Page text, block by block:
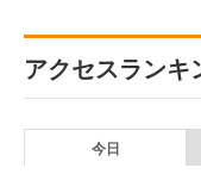
アクセスランキ
今日